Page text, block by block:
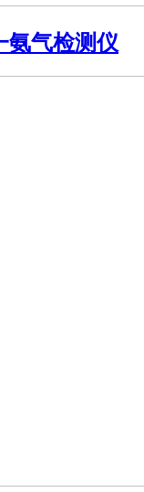
氨气检测仪